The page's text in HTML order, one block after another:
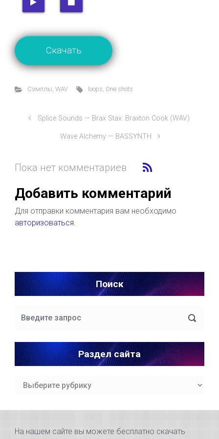
Скачать
Cэмплы, WAV loops, One shots
Splice Sounds — Brax Stax: Braxton Cook (WAV)
Wave Alchemy — BASSYNTH
Пока нет комментариев
Добавить комментарий
Для отправки комментария вам необходимо
авторизоваться.
Поиск
Раздел сайта
Раздел
На нашем сайте вы можете бесплатно скачать